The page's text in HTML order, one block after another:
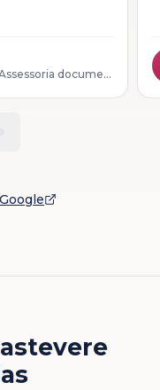
desde a
documental